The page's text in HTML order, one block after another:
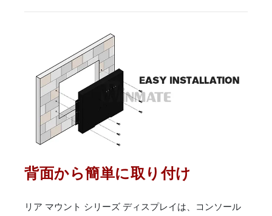
背面から簡単に取り付け
リア マウント シリーズ ディスプレイは、コンソール